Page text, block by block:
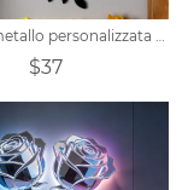
$37